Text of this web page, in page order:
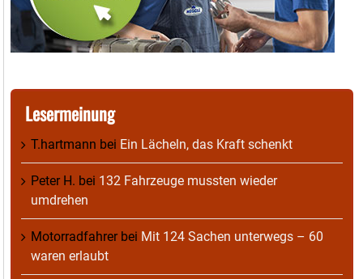
Lesermeinung
T.hartmann bei Ein Lächeln, das Kraft schenkt
Peter H. bei 132 Fahrzeuge mussten wieder
umdrehen
Motorradfahrerbei Mit 124 Sachen unterwegs – 60
waren erlaubt